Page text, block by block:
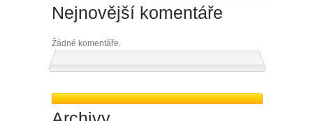
Nejnovější komentáře
Žádné komentáře.